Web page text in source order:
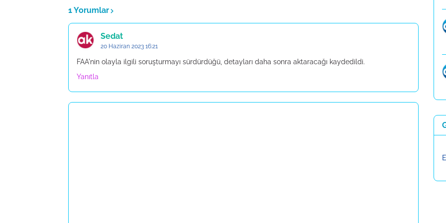
1 Yorumlar
Sedat
20 Haziran 2023 16:21
FAA'nin olayla ilgili soruşturmayı sürdürdüğü, detayları daha sonra aktaracağı kaydedildi.
Yanıtla